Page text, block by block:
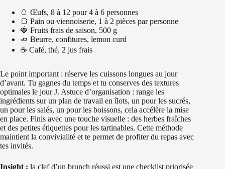
🥚 Œufs, 8 à 12 pour 4 à 6 personnes
🍞 Pain ou viennoiserie, 1 à 2 pièces par personne
🍓 Fruits frais de saison, 500 g
🧈 Beurre, confitures, lemon curd
☕ Café, thé, 2 jus frais
Le point important : réserve les cuissons longues au jour
d’avant. Tu gagnes du temps et tu conserves des textures
optimales le jour J. Astuce d’organisation : range les
ingrédients sur un plan de travail en îlots, un pour les sucrés,
un pour les salés, un pour les boissons, cela accélère la mise
en place. Finis avec une touche visuelle : des herbes fraîches
et des petites étiquettes pour les tartinables. Cette méthode
maintient la convivialité et te permet de profiter du repas avec
tes invités.
Insight : la clef d’un brunch réussi est une checklist priorisée